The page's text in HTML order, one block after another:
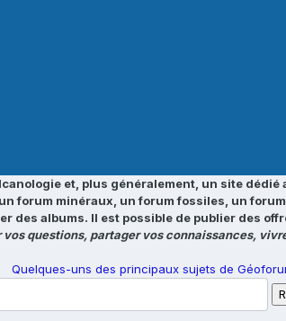
et, plus généralement, un site
forum minéraux, un forum fossiles, un
albums. Il est possible de publier des
vos questions, partager vos connaissances,
Quelques-uns des principaux sujets de